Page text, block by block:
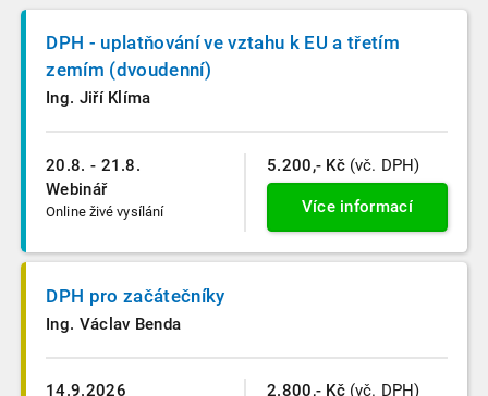
20.8. - 21.8.
Webinář
Online živé vysílání
DPH - uplatňování ve vztahu k EU a třetím
zemím (dvoudenní)
Ing. Jiří Klíma
5.200,- Kč (vč. DPH)
Více informací
14.9.2026
DPH pro začátečníky
Ing. Václav Benda
2.800,- Kč (vč. DPH)